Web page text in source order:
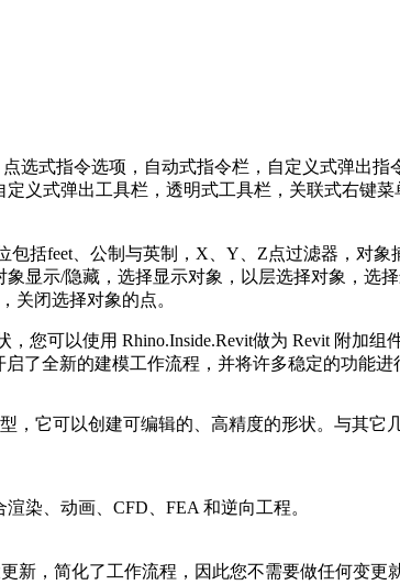
选式指令选项，自动式指令栏，自定义式弹出
义式弹出工具栏，透明式工具栏，关联式右键
包括feet、公制与英制，X、Y、Z点过滤器，对
显示/隐藏，选择显示对象，以层选择对象，选
关闭选择对象的点。
可以使用 Rhino.Inside.Revit做为 Revit 附加组
了全新的建模工作流程，并将许多稳定的功能进
，它可以创建可编辑的、高精度的形状。与其
染、动画、CFD、FEA 和逆向工程。
新，简化了工作流程，因此您不需要做任何变